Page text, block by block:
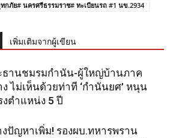
กภัย# นครศรีธรรมราช# ทะเบียนรถ #1 นข.2934
เพิ่มเติมจากผู้เขียน
ธานชมรมกำนัน-ผู้ใหญ่บ้านภาค
ง ไม่เห็นด้วยท่าที ‘กำนันยศ’ หนุน
งตำแหน่ง 5 ปี
งปัญหาเพิ่ม! รองผบ.ทหารพราน